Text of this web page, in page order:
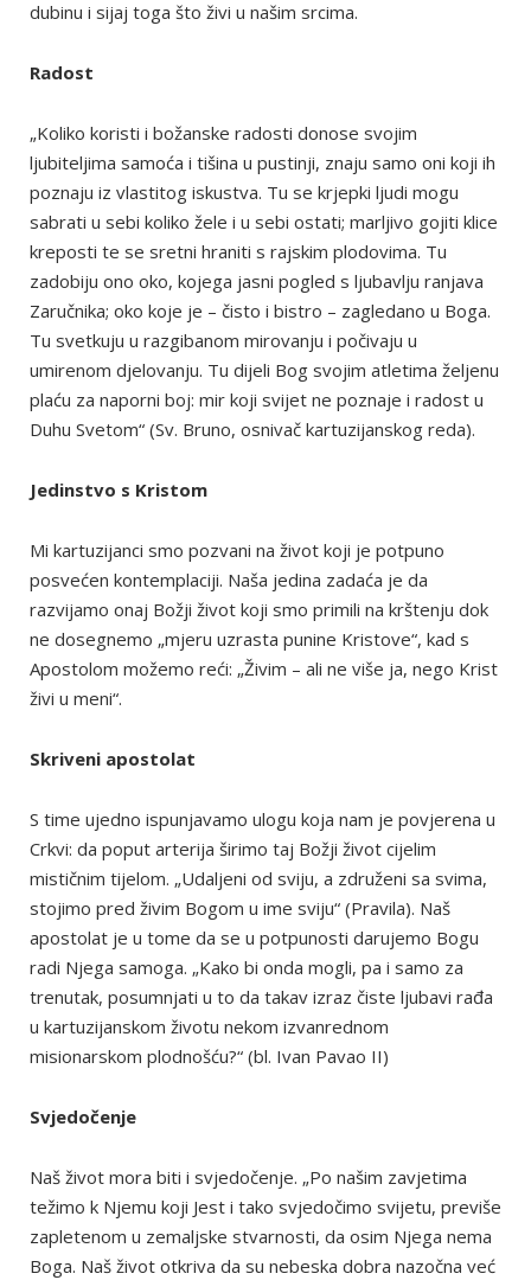
dubinu i sijaj toga što živi u našim srcima.
Radost
„Koliko koristi i božanske radosti donose svojim
ljubiteljima samoća i tišina u pustinji, znaju samo oni koji ih
poznaju iz vlastitog iskustva. Tu se krjepki ljudi mogu
sabrati u sebi koliko žele i u sebi ostati; marljivo gojiti klice
kreposti te se sretni hraniti s rajskim plodovima. Tu
zadobiju ono oko, kojega jasni pogled s ljubavlju ranjava
Zaručnika; oko koje je – čisto i bistro – zagledano u Boga.
Tu svetkuju u razgibanom mirovanju i počivaju u
umirenom djelovanju. Tu dijeli Bog svojim atletima željenu
plaću za naporni boj: mir koji svijet ne poznaje i radost u
Duhu Svetom“ (Sv. Bruno, osnivač kartuzijanskog reda).
Jedinstvo s Kristom
Mi kartuzijanci smo pozvani na život koji je potpuno
posvećen kontemplaciji. Naša jedina zadaća je da
razvijamo onaj Božji život koji smo primili na krštenju dok
ne dosegnemo „mjeru uzrasta punine Kristove“, kad s
Apostolom možemo reći: „Živim – ali ne više ja, nego Krist
živi u meni“.
Skriveni apostolat
S time ujedno ispunjavamo ulogu koja nam je povjerena u
Crkvi: da poput arterija širimo taj Božji život cijelim
mističnim tijelom. „Udaljeni od sviju, a združeni sa svima,
stojimo pred živim Bogom u ime sviju“ (Pravila). Naš
apostolat je u tome da se u potpunosti darujemo Bogu
radi Njega samoga. „Kako bi onda mogli, pa i samo za
trenutak, posumnjati u to da takav izraz čiste ljubavi rađa
u kartuzijanskom životu nekom izvanrednom
misionarskom plodnošću?“ (bl. Ivan Pavao II)
Svjedočenje
Naš život mora biti i svjedočenje. „Po našim zavjetima
težimo k Njemu koji Jest i tako svjedočimo svijetu, previše
zapletenom u zemaljske stvarnosti, da osim Njega nema
Boga. Naš život otkriva da su nebeska dobra nazočna već